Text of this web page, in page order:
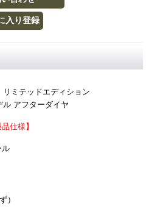
リミテッドエディション
ル アフターダイヤ
品仕様】
ル
）